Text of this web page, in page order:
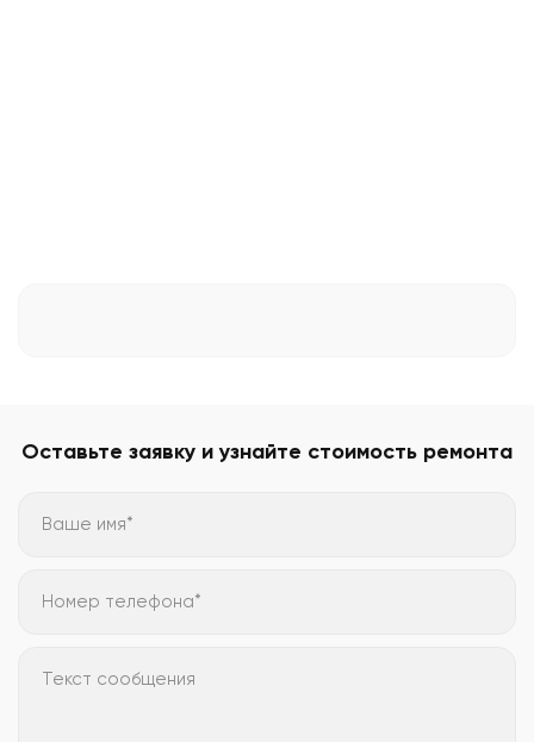
Оставьте заявку и узнайте стоимость ремонта
Ваше имя*
Номер телефона*
Текст сообщения